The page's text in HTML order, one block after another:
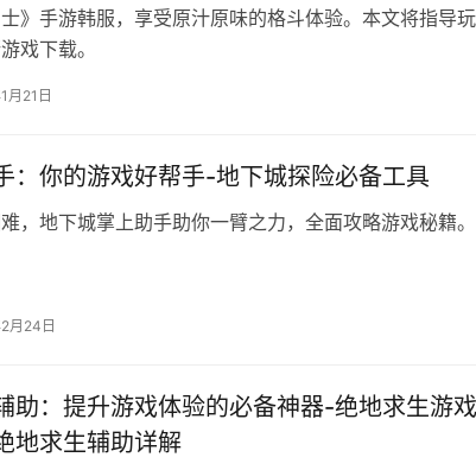
》手游韩服，享受原汁原味的格斗体验。本文将指导
戏下载。
月21日
：你的游戏好帮手-地下城探险必备工具
，地下城掌上助手助你一臂之力，全面攻略游戏秘籍。
月24日
助：提升游戏体验的必备神器-绝地求生游
地求生辅助详解